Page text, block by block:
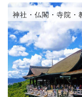
神社・仏閣・寺院・